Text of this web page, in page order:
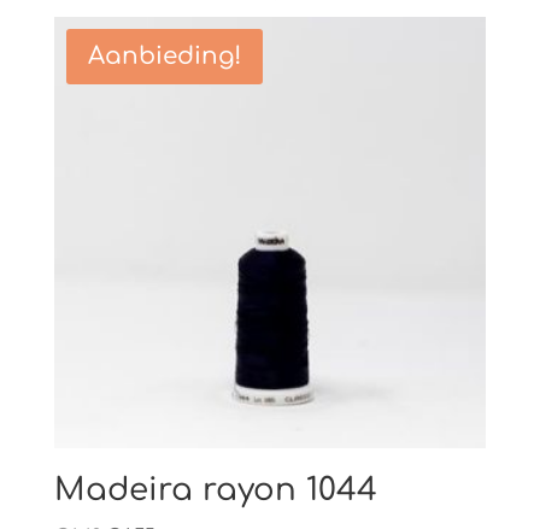
Aanbieding!
Madeira rayon 1044